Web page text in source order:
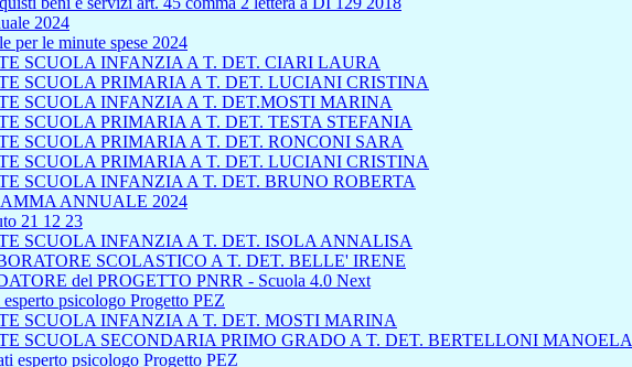
2024
per le minute spese 2024
SCUOLA INFANZIA A T. DET. CIARI LAURA
SCUOLA PRIMARIA A T. DET. LUCIANI CRISTINA
SCUOLA INFANZIA A T. DET.MOSTI MARINA
SCUOLA PRIMARIA A T. DET. TESTA STEFANIA
SCUOLA PRIMARIA A T. DET. RONCONI SARA
SCUOLA PRIMARIA A T. DET. LUCIANI CRISTINA
SCUOLA INFANZIA A T. DET. BRUNO ROBERTA
ANNUALE 2024
21 12 23
SCUOLA INFANZIA A T. DET. ISOLA ANNALISA
SCOLASTICO A T. DET. BELLE' IRENE
del PROGETTO PNRR - Scuola 4.0 Next
psicologo Progetto PEZ
SCUOLA INFANZIA A T. DET. MOSTI MARINA
SCUOLA SECONDARIA PRIMO GRADO A T. DET. BERTELLONI MANOELA
esperto psicologo Progetto PEZ